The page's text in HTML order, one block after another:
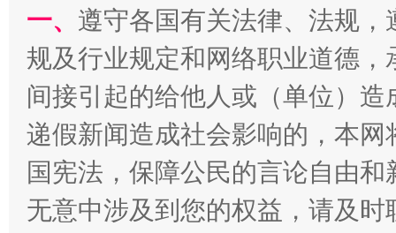
揭开“小金库”的免责幌子
一、 遵守各国有关法律、法规
规及行业规定和网络职业道德
间接引起的给他人或（单位）
递假新闻造成社会影响的，本
国宪法，保障公民的言论自由
无意中涉及到您的权益，请及